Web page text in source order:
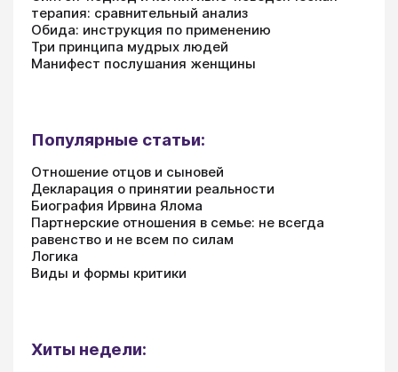
терапия: сравнительный анализ
Обида: инструкция по применению
Три принципа мудрых людей
Манифест послушания женщины
Популярные статьи:
Отношение отцов и сыновей
Декларация о принятии реальности
Биография Ирвина Ялома
Партнерские отношения в семье: не всегда
равенство и не всем по силам
Логика
Виды и формы критики
Хиты недели: